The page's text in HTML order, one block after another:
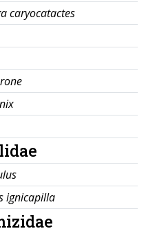
caryocatactes
ignicapilla